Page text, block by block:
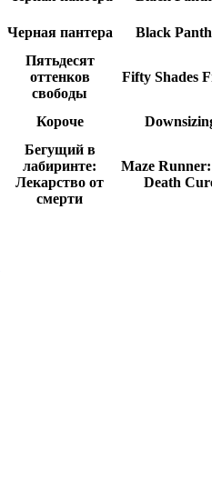
Черная пантера Black
Пятьдесят
оттенков
свободы
Fifty Shades
Короче
Бегущий в
лабиринте:
Лекарство от
смерти
Maze
Death